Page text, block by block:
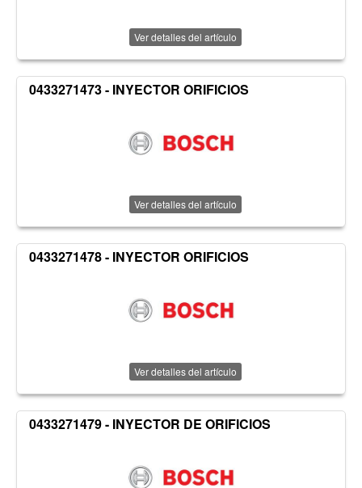
Ver detalles del artículo
0433271473 - INYECTOR ORIFICIOS
Ver detalles del artículo
0433271478 - INYECTOR ORIFICIOS
Ver detalles del artículo
0433271479 - INYECTOR DE ORIFICIOS